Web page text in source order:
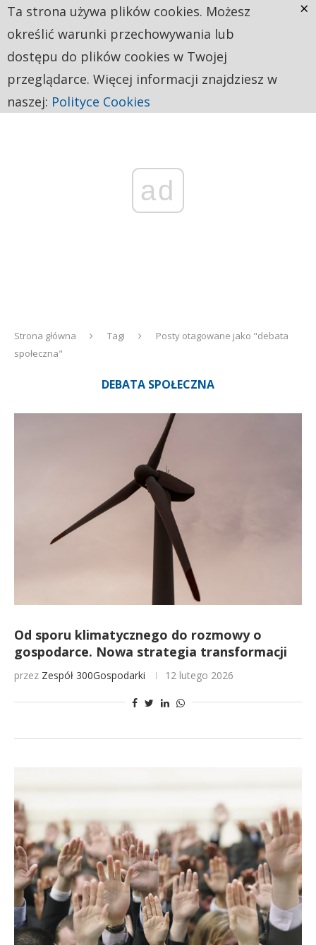
ad
Strona główna Tagi
Posty otagowane jako "debata
społeczna"
DEBATA SPOŁECZNA
Od sporu klimatycznego do rozmowy o
gospodarce. Nowa strategia transformacji
przez Zespół 300Gospodarki 12 lutego 2026
Ta strona używa plików cookies. Możesz
określić warunki przechowywania lub
dostępu do plików cookies w Twojej
przeglądarce. Więcej informacji znajdziesz w
naszej: Polityce Cookies
×